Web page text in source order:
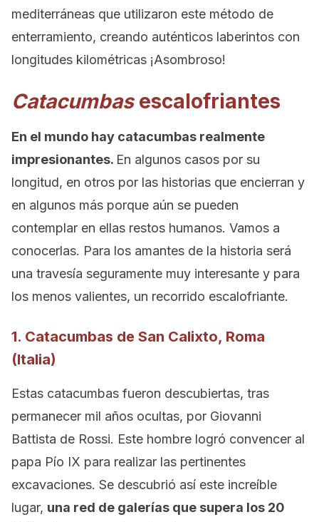
mediterráneas que utilizaron este método de
enterramiento, creando auténticos laberintos con
longitudes kilométricas ¡Asombroso!
Catacumbasescalofriantes
En el mundo hay catacumbas realmente
impresionantes. En algunos casos por su
longitud, en otros por las historias que encierran y
en algunos más porque aún se pueden
contemplar en ellas restos humanos. Vamos a
conocerlas. Para los amantes de la historia será
una travesía seguramente muy interesante y para
los menos valientes, un recorrido escalofriante.
1. Catacumbas de San Calixto, Roma
(Italia)
Estas catacumbas fueron descubiertas, tras
permanecer mil años ocultas, por Giovanni
Battista de Rossi. Este hombre logró convencer al
papa Pío IX para realizar las pertinentes
excavaciones. Se descubrió así este increíble
lugar, una red de galerías que supera los 20